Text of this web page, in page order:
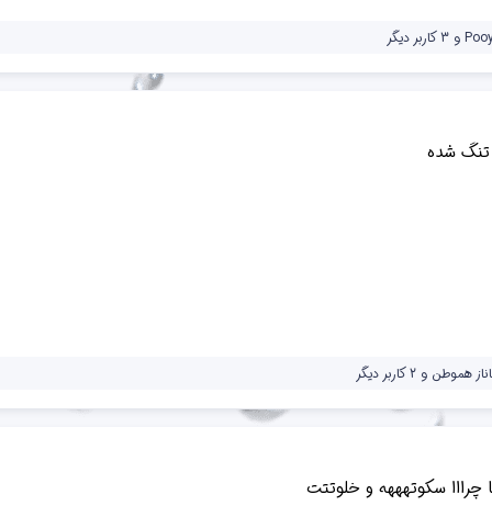
و 3 کاربر دیگر
تنگ شده
هموطن و 2 کاربر دیگر
سکوتهههه و خلوتتت